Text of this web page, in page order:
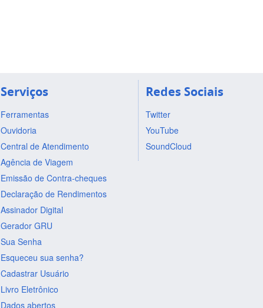
Serviços
Ferramentas
Ouvidoria
Central de Atendimento
Agência de Viagem
Emissão de Contra-cheques
Declaração de Rendimentos
Assinador Digital
Gerador GRU
Sua Senha
Esqueceu sua senha?
Cadastrar Usuário
Livro Eletrônico
Dados abertos
Redes Sociais
Twitter
YouTube
SoundCloud